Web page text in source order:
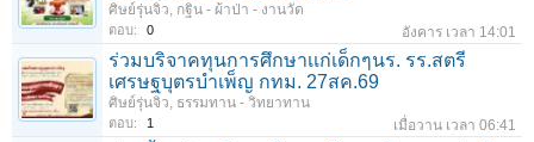
ศิษย์รุ่นจิ๋ว, กฐิน - ผ้าป่า - งานวัด
ตอบ: 0 อังคาร เวลา 14:01
ร่วมบริจาคทุนการศึกษาเเก่เด็กๆนร. รร.สตรี
เศรษฐบุตรบำเพ็ญ กทม. 27สค.69
ศิษย์รุ่นจิ๋ว, ธรรมทาน - วิทยาทาน
ตอบ: 1 เมื่อวาน เวลา 06:41
1 2 3 4 5 6 → 11 ถัดไป >